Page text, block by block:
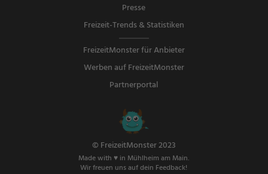
Presse
Freizeit-Trends & Statistiken
FreizeitMonster für Anbieter
Werben auf FreizeitMonster
Partnerportal
© FreizeitMonster 2023
Made with ♥ in Mühlheim am Main.
Wir freuen uns auf dein Feedback!